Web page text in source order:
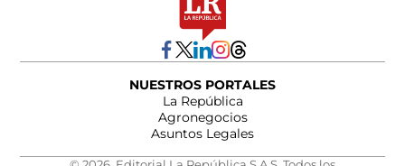
NUESTROS PORTALES
La República
Agronegocios
Asuntos Legales